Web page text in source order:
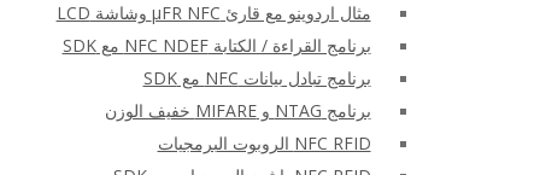
مثال اردوينو مع قارئ μFR NFC وشاشة LCD
برنامج القراءة / الكتابة NFC NDEF مع SDK
برنامج تبادل بيانات NFC مع SDK
برنامج NTAG و MIFARE خفيف الوزن
NFC RFID الروبوت البرمجيات